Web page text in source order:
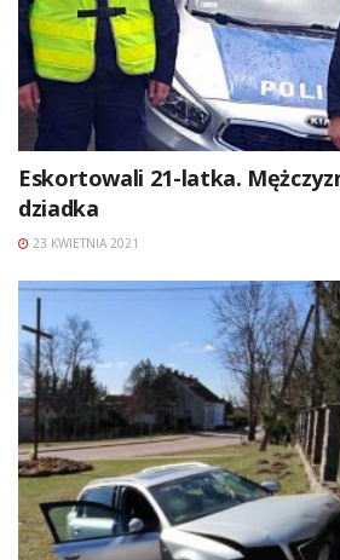
Eskortowali 21-latka.
dziadka
23 KWIETNIA 2021